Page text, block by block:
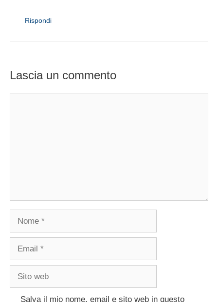
Rispondi
Lascia un commento
Nome
Email
Sito
Salva il mio nome, email e sito web in questo